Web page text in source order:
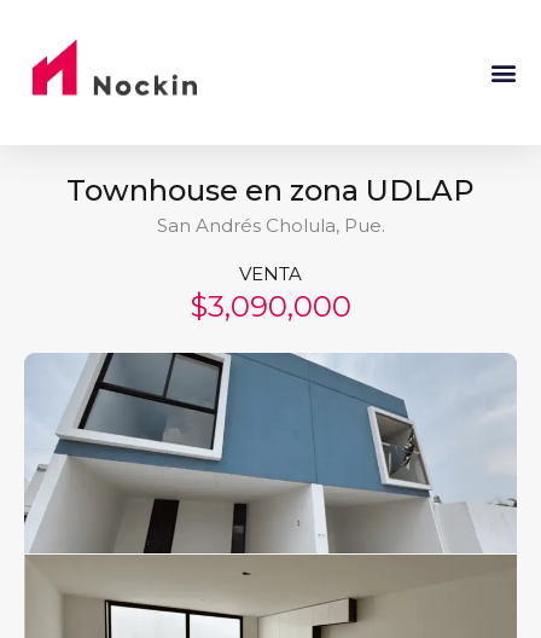
Townhouse en zona UDLAP
San Andrés Cholula, Pue.
VENTA
$3,090,000